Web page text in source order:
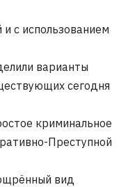
с использованием
варианты
сегодня
криминальное
Преступной
вид